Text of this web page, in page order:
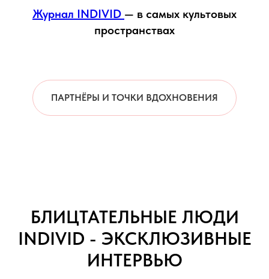
Журнал INDIVID — в самых культовых
пространствах
ПАРТНЁРЫ И ТОЧКИ ВДОХНОВЕНИЯ
БЛИЦТАТЕЛЬНЫЕ ЛЮДИ
INDIVID - ЭКСКЛЮЗИВНЫЕ
ИНТЕРВЬЮ